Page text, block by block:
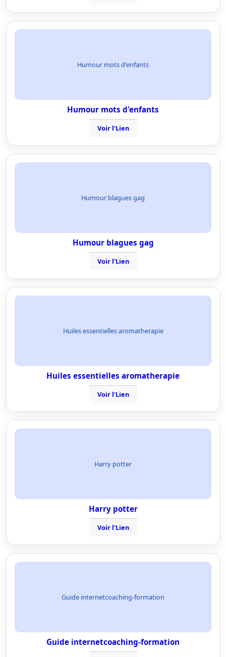
Humour mots d'enfants
Humour mots d'enfants
Voir l'Lien
Humour blagues gag
Humour blagues gag
Voir l'Lien
Huiles essentielles aromatherapie
Huiles essentielles aromatherapie
Voir l'Lien
Harry potter
Harry potter
Voir l'Lien
Guide internetcoaching-formation
Guide internetcoaching-formation